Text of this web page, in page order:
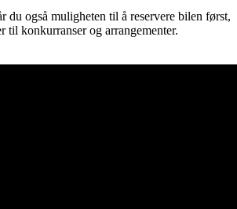
du også muligheten til å reservere bilen først,
til konkurranser og arrangementer.